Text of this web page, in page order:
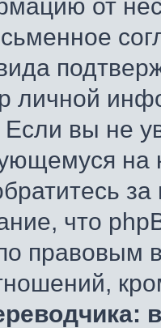
от
личной
вы не
что
правовым